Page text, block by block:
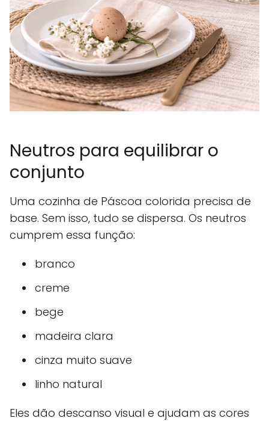
Neutros para equilibrar o
conjunto
Uma cozinha de Páscoa colorida precisa de
base. Sem isso, tudo se dispersa. Os neutros
cumprem essa função:
branco
creme
bege
madeira clara
cinza muito suave
linho natural
Eles dão descanso visual e ajudam as cores